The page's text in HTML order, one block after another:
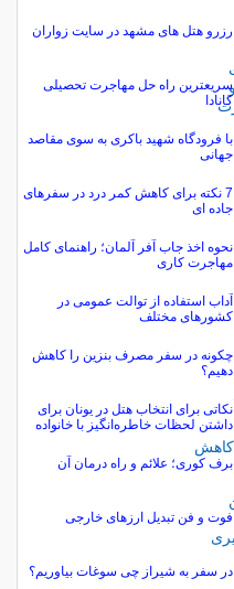
رزرو هتل های مشهد در سایت زواران
سریعترین راه حل مهاجرت تحصیلی
کانادا
با فرودگاه شهید باکری به سوی مقاصد
جهانی
7 نکته برای کاهش کمر درد در سفرهای
جاده ای
نحوه اخذ جاب آفر آلمان؛ راهنمای کامل
مهاجرت کاری
آداب استفاده از توالت عمومی در
کشورهای مختلف
چکونه در سفر مصرف بنزین را کاهش
دهیم؟
نکاتی برای انتخاب هتل در یونان برای
داشتن لحظات خاطره‌انگیز با خانواده
برف کوری؛ علائم و راه درمان آن
فوت و فن تبدیل ارزهای خارجی
در سفر به شیراز چی سوغات بیاوریم؟